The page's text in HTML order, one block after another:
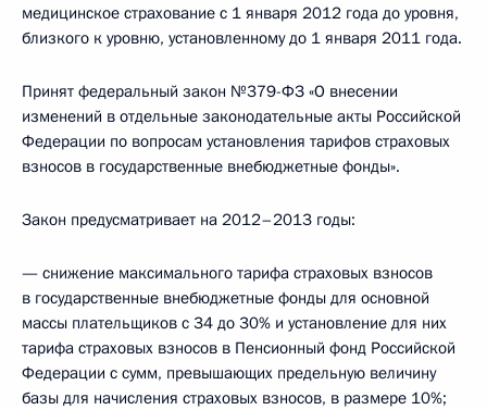
медицинское страхование с 1 января 2012 года до уровня,
близкого к уровню, установленному до 1 января 2011 года.
Принят федеральный закон №379-ФЗ «О внесении
изменений в отдельные законодательные акты Российской
Федерации по вопросам установления тарифов страховых
взносов в государственные внебюджетные фонды».
Закон предусматривает на 2012–2013 годы:
— снижение максимального тарифа страховых взносов
в государственные внебюджетные фонды для основной
массы плательщиков с 34 до 30% и установление для них
тарифа страховых взносов в Пенсионный фонд Российской
Федерации с сумм, превышающих предельную величину
базы для начисления страховых взносов, в размере 10%;